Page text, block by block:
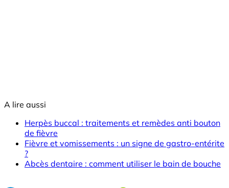
A lire aussi
Herpès buccal : traitements et remèdes anti bouton
de fièvre
Fièvre et vomissements : un signe de gastro-entérite
?
Abcès dentaire : comment utiliser le bain de bouche